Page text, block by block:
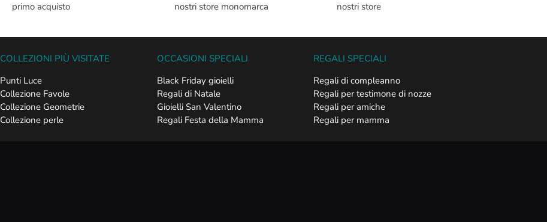
primo acquisto
nostri store monomarca
nostri store
COLLEZIONI PIÙ VISITATE
Punti Luce
Collezione Favole
Collezione Geometrie
Collezione perle
OCCASIONI SPECIALI
Black Friday gioielli
Regali di Natale
Gioielli San Valentino
Regali Festa della Mamma
REGALI SPECIALI
Regali di compleanno
Regali per testimone di nozze
Regali per amiche
Regali per mamma